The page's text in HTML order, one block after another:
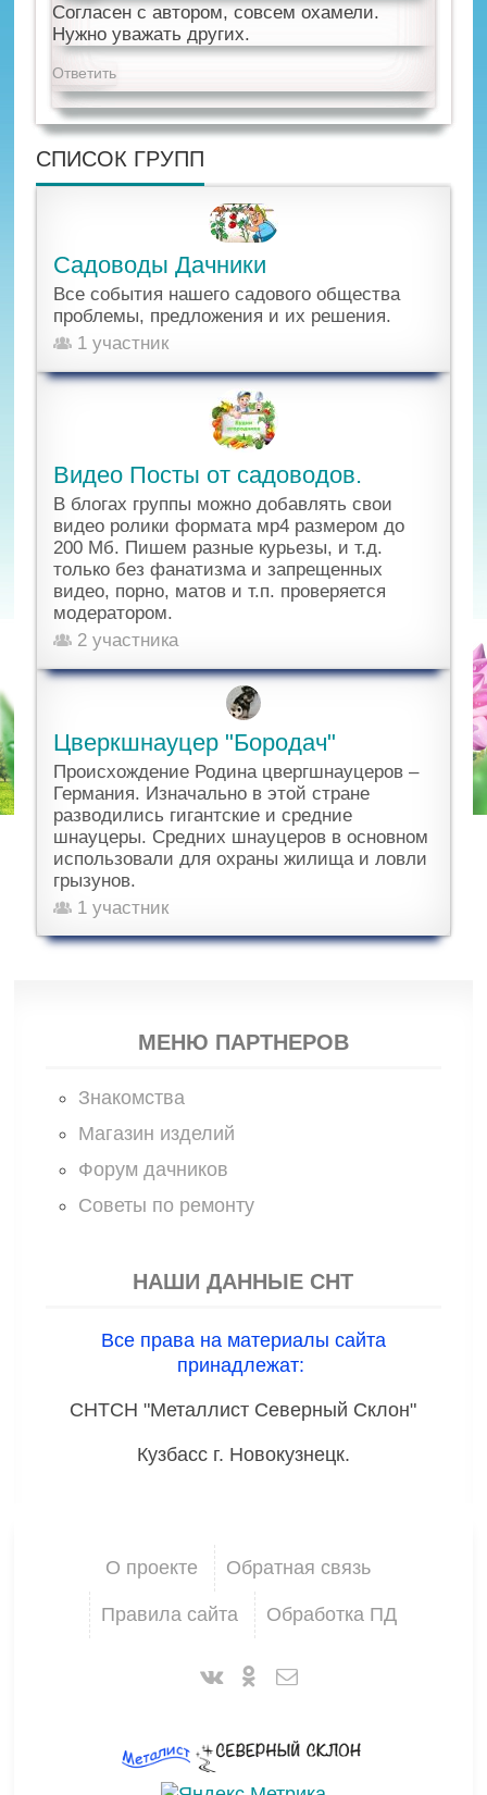
Согласен с автором, совсем охамели.
Нужно уважать других.
Ответить
СПИСОК ГРУПП
Садоводы Дачники
Все события нашего садового общества
проблемы, предложения и их решения.
1 участник
Видео Посты от садоводов.
В блогах группы можно добавлять свои
видео ролики формата мр4 размером до
200 Мб. Пишем разные курьезы, и т.д.
только без фанатизма и запрещенных
видео, порно, матов и т.п. проверяется
модератором.
2 участника
Цверкшнауцер "Бородач"
Происхождение Родина цвергшнауцеров –
Германия. Изначально в этой стране
разводились гигантские и средние
шнауцеры. Средних шнауцеров в основном
использовали для охраны жилища и ловли
грызунов.
1 участник
МЕНЮ ПАРТНЕРОВ
Знакомства
Магазин изделий
Форум дачников
Советы по ремонту
НАШИ ДАННЫЕ СНТ
Все права на материалы сайта
принадлежат:
СНТСН "Металлист Северный Склон"
Кузбасс г. Новокузнецк.
О проекте Обратная связь
Правила сайта Обработка ПД